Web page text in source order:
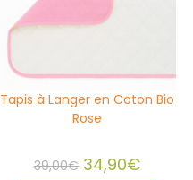
Tapis à Langer en Coton Bio
Rose
39,00€ 34,90€